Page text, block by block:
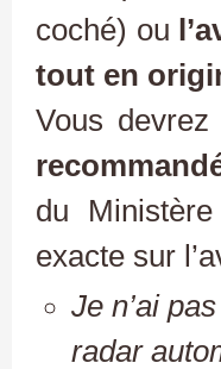
coché) ou
tout en
Vous
du
exacte sur
Je n’ai
radar